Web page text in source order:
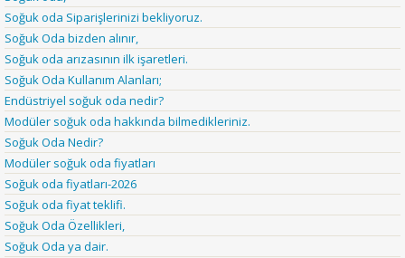
Soğuk oda Siparişlerinizi bekliyoruz.
Soğuk Oda bizden alınır,
Soğuk oda arızasının ilk işaretleri.
Soğuk Oda Kullanım Alanları;
Endüstriyel soğuk oda nedir?
Modüler soğuk oda hakkında bilmedikleriniz.
Soğuk Oda Nedir?
Modüler soğuk oda fiyatları
Soğuk oda fiyatları-2026
Soğuk oda fiyat teklifi.
Soğuk Oda Özellikleri,
Soğuk Oda ya dair.